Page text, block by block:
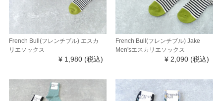
French Bull(フレンチブル) エスカ
リエソックス
¥ 1,980 (税込)
French Bull(フレンチブル) Jake
Men'sエスカリエソックス
¥ 2,090 (税込)